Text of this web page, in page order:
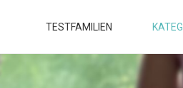
TESTFAMILIEN